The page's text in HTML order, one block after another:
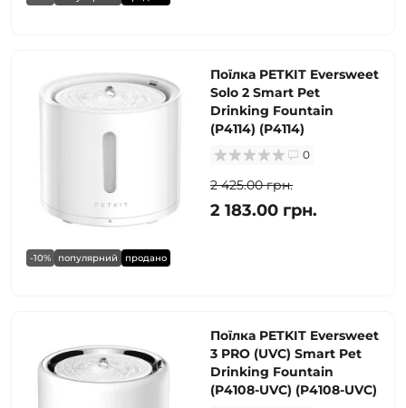
-10% популярний продано
Поїлка PETKIT Eversweet
Solo 2 Smart Pet
Drinking Fountain
(P4114) (P4114)
0
2 425.00 грн.
2 183.00 грн.
Поїлка PETKIT Eversweet
3 PRO (UVC) Smart Pet
Drinking Fountain
(P4108-UVC) (P4108-UVC)